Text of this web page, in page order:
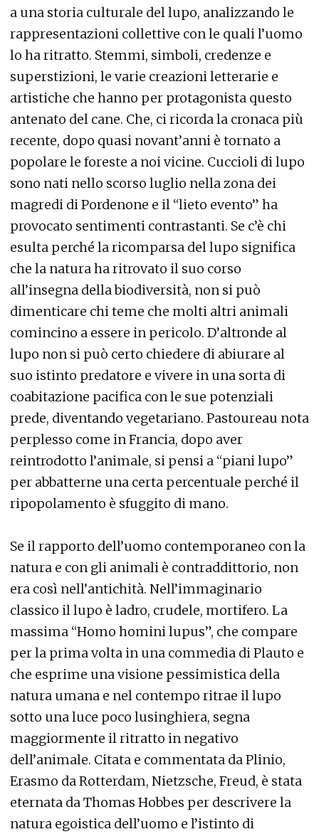
a una storia culturale del lupo, analizzando le
rappresentazioni collettive con le quali l’uomo
lo ha ritratto. Stemmi, simboli, credenze e
superstizioni, le varie creazioni letterarie e
artistiche che hanno per protagonista questo
antenato del cane. Che, ci ricorda la cronaca più
recente, dopo quasi novant’anni è tornato a
popolare le foreste a noi vicine. Cuccioli di lupo
sono nati nello scorso luglio nella zona dei
magredi di Pordenone e il “lieto evento” ha
provocato sentimenti contrastanti. Se c’è chi
esulta perché la ricomparsa del lupo significa
che la natura ha ritrovato il suo corso
all’insegna della biodiversità, non si può
dimenticare chi teme che molti altri animali
comincino a essere in pericolo. D’altronde al
lupo non si può certo chiedere di abiurare al
suo istinto predatore e vivere in una sorta di
coabitazione pacifica con le sue potenziali
prede, diventando vegetariano. Pastoureau nota
perplesso come in Francia, dopo aver
reintrodotto l’animale, si pensi a “piani lupo”
per abbatterne una certa percentuale perché il
ripopolamento è sfuggito di mano.
Se il rapporto dell’uomo contemporaneo con la
natura e con gli animali è contraddittorio, non
era così nell’antichità. Nell’immaginario
classico il lupo è ladro, crudele, mortifero. La
massima “Homo homini lupus”, che compare
per la prima volta in una commedia di Plauto e
che esprime una visione pessimistica della
natura umana e nel contempo ritrae il lupo
sotto una luce poco lusinghiera, segna
maggiormente il ritratto in negativo
dell’animale. Citata e commentata da Plinio,
Erasmo da Rotterdam, Nietzsche, Freud, è stata
eternata da Thomas Hobbes per descrivere la
natura egoistica dell’uomo e l’istinto di